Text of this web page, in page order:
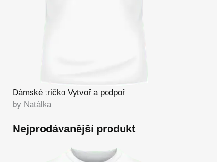
Dámské tričko Vytvoř a podpoř
by Natálka
Nejprodávanější produkt